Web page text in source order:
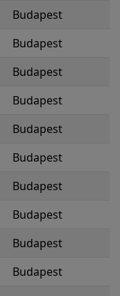
Budapest
Budapest
Budapest
Budapest
Budapest
Budapest
Budapest
Budapest
Budapest
Budapest